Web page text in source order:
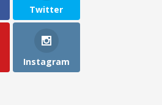
Twitter
Instagram